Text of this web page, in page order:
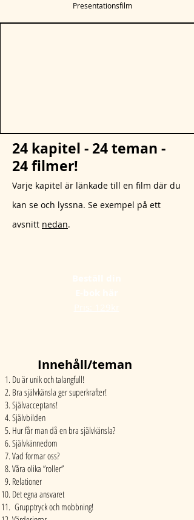
Presentationsfilm
24 kapitel - 24 teman -
24 filmer!
Varje kapitel är länkade till en film där du
kan se och lyssna. Se exempel på ett
avsnitt nedan.
Innehåll/teman
Du är unik och talangfull!
Bra självkänsla ger superkrafter!
Självacceptans!
Självbilden
Hur får man då en bra självkänsla?
Självkännedom
Vad formar oss?
Våra olika ”roller”
Relationer
Det egna ansvaret
Grupptryck och mobbning!